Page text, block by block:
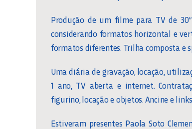
Produção de um filme para TV de
considerando formatos horizontal e
formatos diferentes. Trilha composta e
Uma diária de gravação, locação,
1 ano, TV aberta e internet.
figurino, locação e objetos. Ancine e
Estiveram presentes Paola Soto